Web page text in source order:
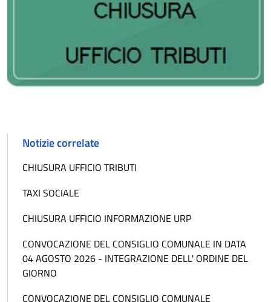
Notizie correlate
CHIUSURA UFFICIO TRIBUTI
TAXI SOCIALE
CHIUSURA UFFICIO INFORMAZIONE URP
CONVOCAZIONE DEL CONSIGLIO COMUNALE IN DATA
04 AGOSTO 2026 - INTEGRAZIONE DELL' ORDINE DEL
GIORNO
CONVOCAZIONE DEL CONSIGLIO COMUNALE